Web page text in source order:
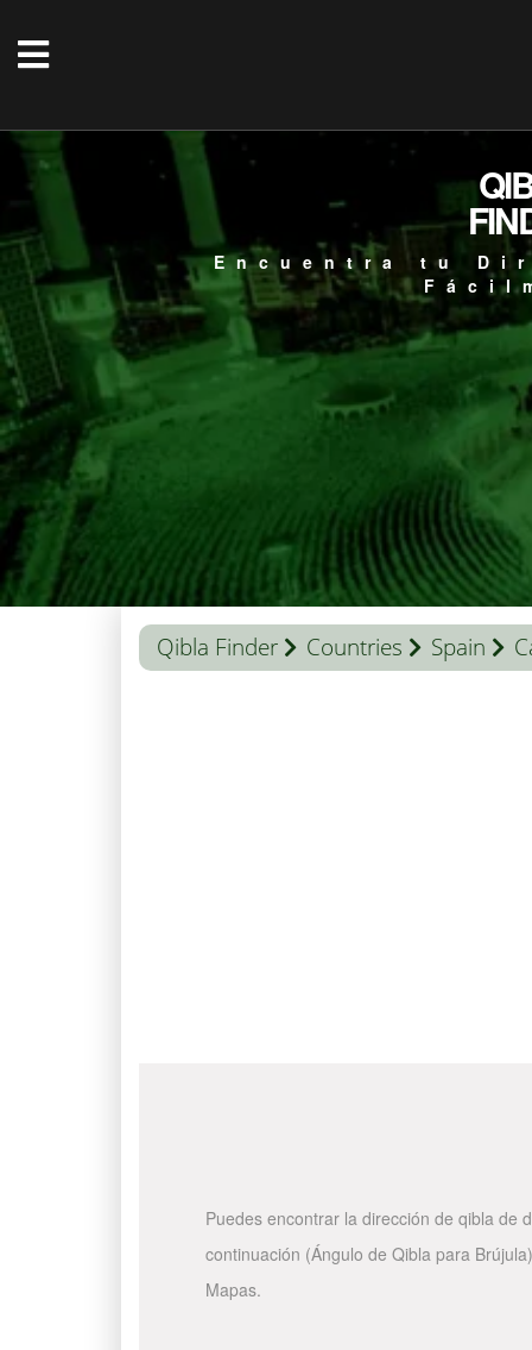
Encuentra tu
Qibla Finder Countries Spain
Puedes encontrar la dirección de qibla de
continuación (Ángulo de Qibla para
Mapas.